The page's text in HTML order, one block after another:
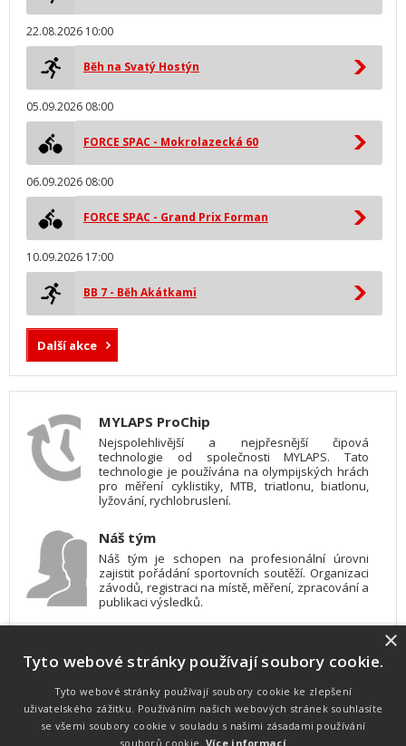
22.08.2026 10:00
Běh na Svatý Hostýn
05.09.2026 08:00
FORCE SPAC - Mokrolazecká 60
06.09.2026 08:00
FORCE SPAC - Grand Prix Forman
10.09.2026 17:00
BB 7 - Běh Akátkami
Další akce
MYLAPS ProChip
Nejspolehlivější a nejpřesnější čipová
technologie od společnosti MYLAPS. Tato
technologie je používána na olympijských hrách
pro měření cyklistiky, MTB, triatlonu, biatlonu,
lyžování, rychlobruslení.
Náš tým
Náš tým je schopen na profesionální úrovni
zajistit pořádání sportovních soutěží. Organizaci
závodů, registraci na místě, měření, zpracování a
publikaci výsledků.
Pro měření, zpracování a publikaci výsledků
používáme software vyvinutý na zakázku. Lze
online publikovat výsledky komentátorovi na
obrazovky a s nepatrným zpožděním na
webových stránkách.
×
Tyto webové stránky používají soubory cookie.
Tyto webové stránky používají soubory cookie ke zlepšení
uživatelského zážitku. Používáním našich webových stránek souhlasíte
se všemi soubory cookie v souladu s našimi zásadami používání
souborů cookie. Více informací